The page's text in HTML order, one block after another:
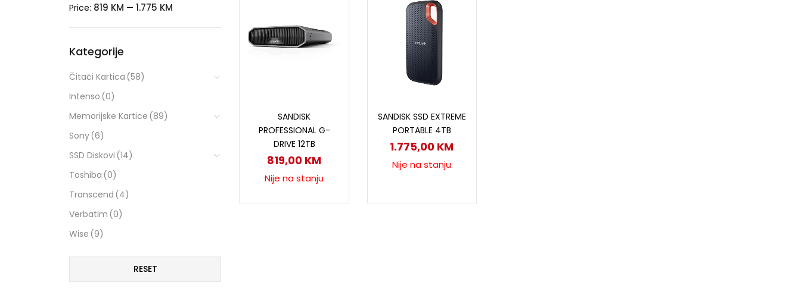
SANDISK
PROFESSIONAL G-
DRIVE 12TB
819,00 KM
Nije na stanju
SANDISK SSD EXTREME
PORTABLE 4TB
1.775,00 KM
Nije na stanju
Price: 819 KM — 1.775 KM
Kategorije
Čitači Kartica (58)
Intenso (0)
Memorijske Kartice (89)
Sony(6)
SSD Diskovi (14)
Toshiba (0)
Transcend (4)
Verbatim (0)
Wise (9)
RESET